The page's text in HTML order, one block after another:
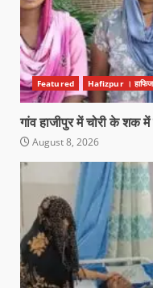
Featured Hafizpur ।
गांव हाजीपुर में चोरी के शक
August 8, 2026